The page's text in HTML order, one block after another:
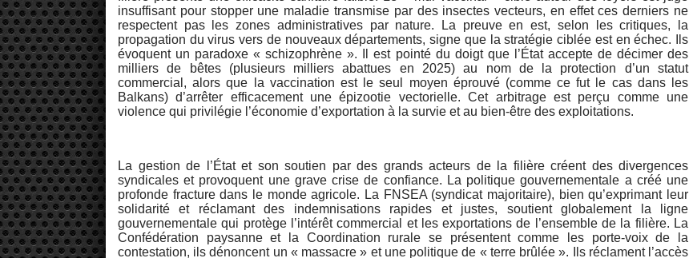
insuffisant pour stopper une maladie transmise par des insectes vecteurs, en effet ces derniers ne
respectent pas les zones administratives par nature. La preuve en est, selon les critiques, la
propagation du virus vers de nouveaux départements, signe que la stratégie ciblée est en échec. Ils
évoquent un paradoxe « schizophrène ». Il est pointé du doigt que l’État accepte de décimer des
milliers de bêtes (plusieurs milliers abattues en 2025) au nom de la protection d’un statut
commercial, alors que la vaccination est le seul moyen éprouvé (comme ce fut le cas dans les
Balkans) d’arrêter efficacement une épizootie vectorielle. Cet arbitrage est perçu comme une
violence qui privilégie l’économie d’exportation à la survie et au bien-être des exploitations.
La gestion de l’État et son soutien par des grands acteurs de la filière créent des divergences
syndicales et provoquent une grave crise de confiance. La politique gouvernementale a créé une
profonde fracture dans le monde agricole. La FNSEA (syndicat majoritaire), bien qu’exprimant leur
solidarité et réclamant des indemnisations rapides et justes, soutient globalement la ligne
gouvernementale qui protège l’intérêt commercial et les exportations de l’ensemble de la filière. La
Confédération paysanne et la Coordination rurale se présentent comme les porte-voix de la
contestation, ils dénoncent un « massacre » et une politique de « terre brûlée ». Ils réclament l’accès